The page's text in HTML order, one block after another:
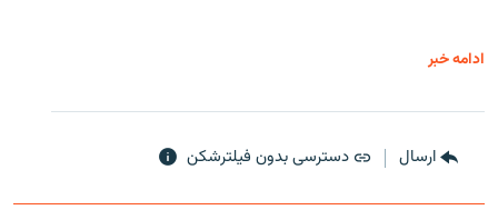
ادامه خبر
ارسال دسترسی بدون فیلترشکن